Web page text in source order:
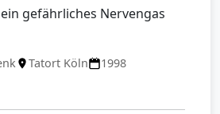
gefährliches Nervengas
Tatort Köln 1998